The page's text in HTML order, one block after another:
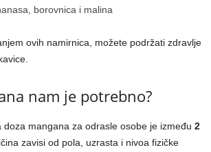
borovnica i malina
ovih namirnica, možete podržati zdravlje
nam je potrebno?
doza mangana za odrasle osobe je između 2
zavisi od pola, uzrasta i nivoa fizičke